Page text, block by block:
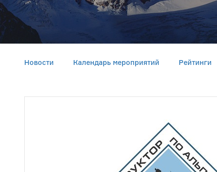
Новости Календарь мероприятий Рейтинги